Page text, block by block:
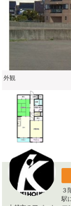
外観
３
駅